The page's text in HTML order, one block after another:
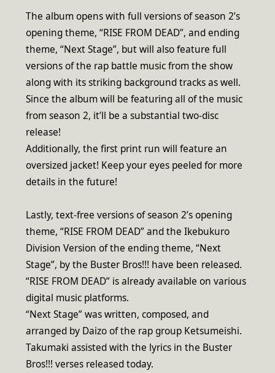
The album opens with full versions of season 2’s
opening theme, “RISE FROM DEAD”, and ending
theme, “Next Stage”, but will also feature full
versions of the rap battle music from the show
along with its striking background tracks as well.
Since the album will be featuring all of the music
from season 2, it’ll be a substantial two-disc
release!
Additionally, the first print run will feature an
oversized jacket! Keep your eyes peeled for more
details in the future!
Lastly, text-free versions of season 2’s opening
theme, “RISE FROM DEAD” and the Ikebukuro
Division Version of the ending theme, “Next
Stage”, by the Buster Bros!!! have been released.
“RISE FROM DEAD” is already available on various
digital music platforms.
“Next Stage” was written, composed, and
arranged by Daizo of the rap group Ketsumeishi.
Takumaki assisted with the lyrics in the Buster
Bros!!! verses released today.